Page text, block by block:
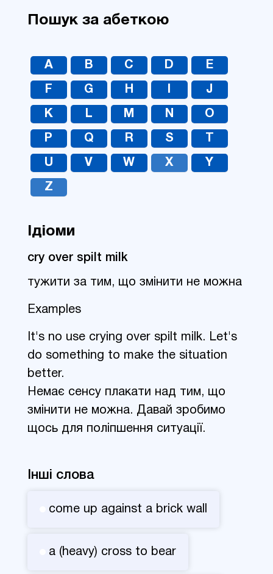
Пошук за абеткою
A B C D E
F G H J
K L M N O
P Q R S
U V W X Y
Z
Ідіоми
cry over spilt milk
тужити за тим, що змінити не можна
Examples
It's no use crying over spilt milk. Let's
do something to make the situation
better.
Немає сенсу плакати над тим, що
змінити не можна. Давай зробимо
щось для поліпшення ситуації.
Інші слова
come up against a brick wall
a (heavy) cross to bear